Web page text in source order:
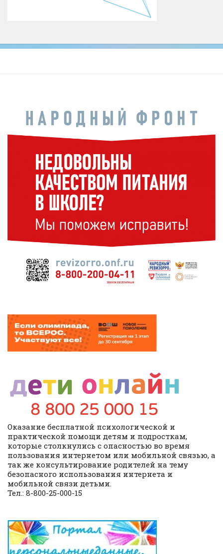
Оказание бесплатной психологической и
практической помощи детям и подросткам,
которые столкнулись с опасностью во время
пользования интернетом или мобильной связью, а
так же консультирование родителей на тему
безопасного использования интернета и
мобильной связи детьми.
Тел.: 8-800-25-000-15